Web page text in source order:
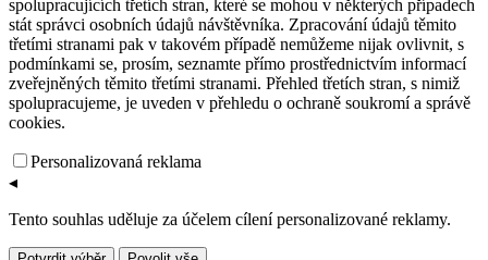
spolupracujících třetích stran, které se mohou v některých případech
stát správci osobních údajů návštěvníka. Zpracování údajů těmito
třetími stranami pak v takovém případě nemůžeme nijak ovlivnit, s
podmínkami se, prosím, seznamte přímo prostřednictvím informací
zveřejněných těmito třetími stranami. Přehled třetích stran, s nimiž
spolupracujeme, je uveden v přehledu o ochraně soukromí a správě
cookies.
Personalizovaná reklama
◂
Tento souhlas uděluje za účelem cílení personalizované reklamy.